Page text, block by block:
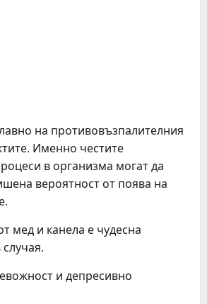
на противовъзпалителния
Именно честите
в организма могат да
вероятност от поява на
мед и канела е чудесна
и депресивно